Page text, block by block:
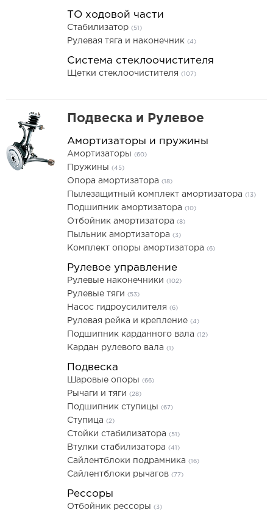
ТО ходовой части
Стабилизатор (51)
Рулевая тяга и наконечник (4)
Система стеклоочистителя
Щетки стеклоочистителя (107)
Подвеска и Рулевое
Амортизаторы и пружины
Амортизаторы (60)
Пружины (45)
Опора амортизатора (18)
Пылезащитный комплект амортизатора (13)
Подшипник амортизатора (10)
Отбойник амортизатора (8)
Пыльник амортизатора (3)
Комплект опоры амортизатора (6)
Рулевое управление
Рулевые наконечники (102)
Рулевые тяги (53)
Насос гидроусилителя (6)
Рулевая рейка и крепление (4)
Подшипник карданного вала (12)
Кардан рулевого вала (1)
Подвеска
Шаровые опоры (66)
Рычаги и тяги (28)
Подшипник ступицы (67)
Ступица (2)
Стойки стабилизатора (51)
Втулки стабилизатора (41)
Сайлентблоки подрамника (16)
Сайлентблоки рычагов (77)
Рессоры
Отбойник рессоры (3)